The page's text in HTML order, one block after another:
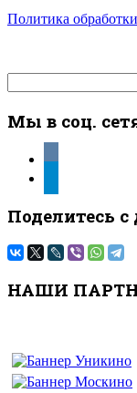
Политика
Мы в соц.
Поделитесь
НАШИ